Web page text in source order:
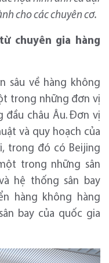
cho các chuyên cơ.
chuyên gia hàng
sâu về hàng không
trong những đơn vị
đầu châu Âu. Đơn vị
và quy hoạch của
trong đó có Beijing
trong những sân
hệ thống sân bay
hàng không hàng
bay của quốc gia